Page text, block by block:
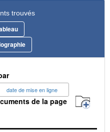
trouvés
date de mise en ligne
de la page